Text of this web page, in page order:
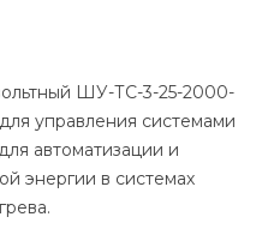
ШУ-ТС-3-25-2000-
управления системами
автоматизации и
энергии в системах